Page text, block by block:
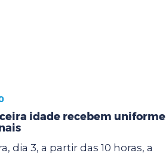
idade recebem uniforme
dia 3, a partir das 10 horas, a